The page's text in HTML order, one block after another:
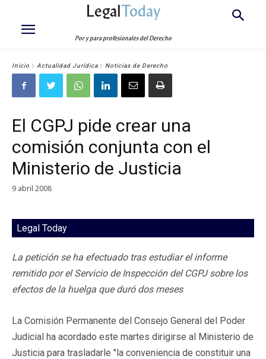
LegalToday
Por y para profesionales del Derecho
Inicio Actualidad Jurídica Noticias de Derecho
El CGPJ pide crear una
comisión conjunta con el
Ministerio de Justicia
9 abril 2008
Legal Today
La petición se ha efectuado tras estudiar el informe
remitido por el Servicio de Inspección del CGPJ sobre los
efectos de la huelga que duró dos meses
La Comisión Permanente del Consejo General del Poder
Judicial ha acordado este martes dirigirse al Ministerio de
Justicia para trasladarle "la conveniencia de constituir una